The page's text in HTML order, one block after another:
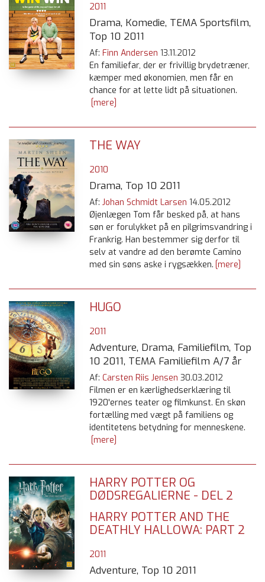
2011
Drama, Komedie, TEMA Sportsfilm,
Top 10 2011
Af: Finn Andersen 13.11.2012
En familiefar, der er frivillig brydetræner,
kæmper med økonomien, men får en
chance for at lette lidt på situationen.
[mere]
THE WAY
2010
Drama, Top 10 2011
Af: Johan Schmidt Larsen 14.05.2012
Øjenlægen Tom får besked på, at hans
søn er forulykket på en pilgrimsvandring i
Frankrig. Han bestemmer sig derfor til
selv at vandre ad den berømte Camino
med sin søns aske i rygsækken. [mere]
HUGO
2011
Adventure, Drama, Familiefilm, Top
10 2011, TEMA Familiefilm A/7 år
Af: Carsten Riis Jensen 30.03.2012
Filmen er en kærlighedserklæring til
1920'ernes teater og filmkunst. En skøn
fortælling med vægt på familiens og
identitetens betydning for menneskene.
[mere]
HARRY POTTER OG
DØDSREGALIERNE - DEL 2
HARRY POTTER AND THE
DEATHLY HALLOWA: PART 2
2011
Adventure, Top 10 2011